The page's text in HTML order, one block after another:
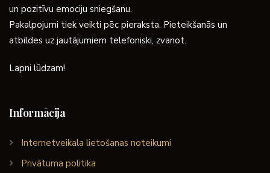
un pozitīvu emociju sniegšanu.
Pakalpojumi tiek veikti pēc pieraksta. Pieteikšanās un
atbildes uz jautājumiem telefoniski, zvanot.
Lapni lūdzam!
Informācija
Internetveikala lietošanas noteikumi
Privātuma politika